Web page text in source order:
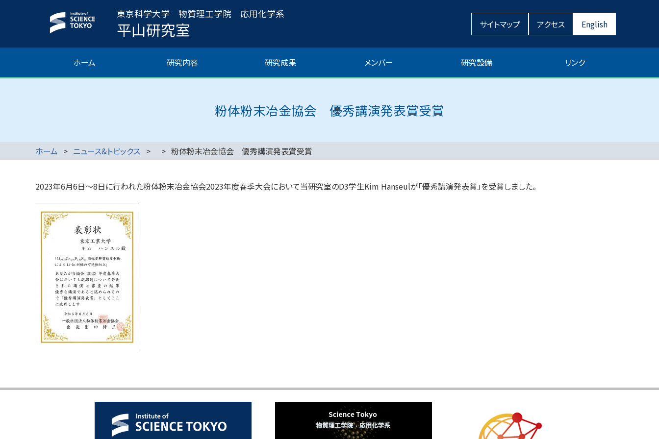
東京科学大学 物質理工学院 応用化学系
平山研究室 サイトマップ アクセス English
ホーム 研究内容 研究成果 メンバー 研究設備 リンク
粉体粉末冶金協会 優秀講演発表賞受賞
ホーム ニュース&トピックス 粉体粉末冶金協会 優秀講演発表賞受賞
2023年6月6日～8日に行われた粉体粉末冶金協会2023年度春季大会において当研究室のD3学生Kim Hanseulが「優秀講演発表賞」を受賞しました。